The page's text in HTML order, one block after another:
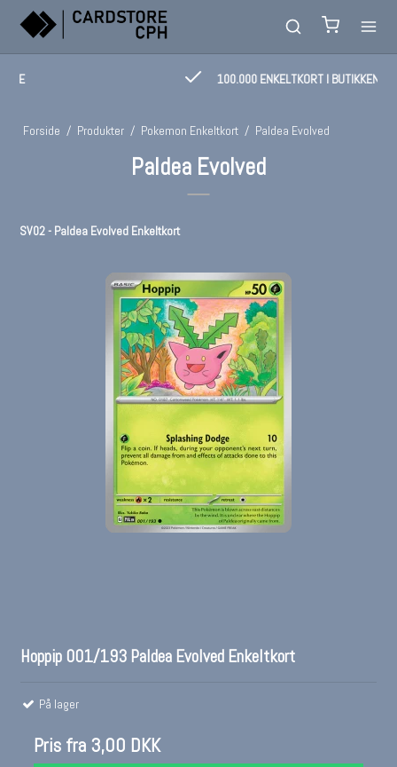
100.000 ENKELTKORT I BUTIKKEN!
Forside / Produkter / Pokemon Enkeltkort / Paldea Evolved
Paldea Evolved
SV02 - Paldea Evolved Enkeltkort
Hoppip 001/193 Paldea Evolved Enkeltkort
På lager
Pris fra 3,00 DKK